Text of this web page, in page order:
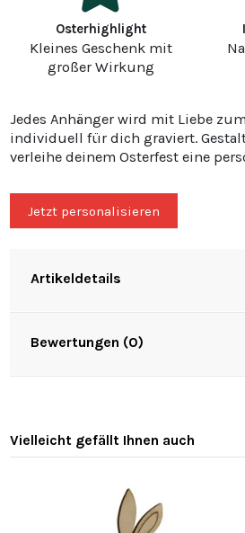
Osterhighlight
Kleines Geschenk mit
großer Wirkung
Jedes Anhänger wird mit Liebe
individuell für dich graviert.
verleihe deinem Osterfest eine
Jetzt personalisieren
Artikeldetails
Bewertungen (0)
Vielleicht gefällt Ihnen auch